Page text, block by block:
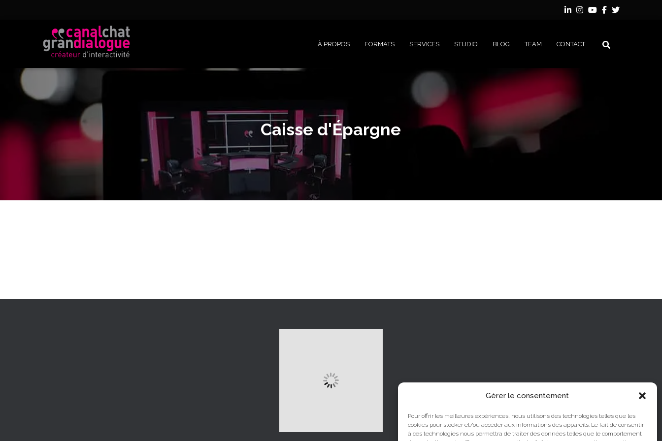
Gérer le consentement
Pour offrir les meilleures expériences, nous utilisons des technologies telles que les
cookies pour stocker et/ou accéder aux informations des appareils. Le fait de consentir
à ces technologies nous permettra de traiter des données telles que le comportement
À PROPOS FORMATS SERVICES STUDIO BLOG TEAM CONTACT
Caisse d'Épargne